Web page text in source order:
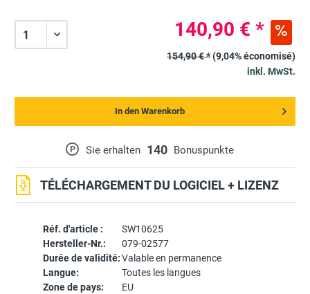
Réf. d'article :
SW10625
Hersteller-Nr.:
079-02577
Durée de validité:Valable en permanence
Langue:
Toutes les langues
Zone de pays:
EU
P Sie erhalten 140 Bonuspunkte
TÉLÉCHARGEMENT DU LOGICIEL + LIZENZ
140,90 € *
154,90 € *(9,04% économisé)
inkl. MwSt.
In den Warenkorb